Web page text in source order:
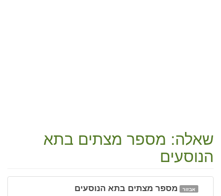
שאלה: מספר מצתים בתא
הנוסעים
אבזור מספר מצתים בתא הנוסעים